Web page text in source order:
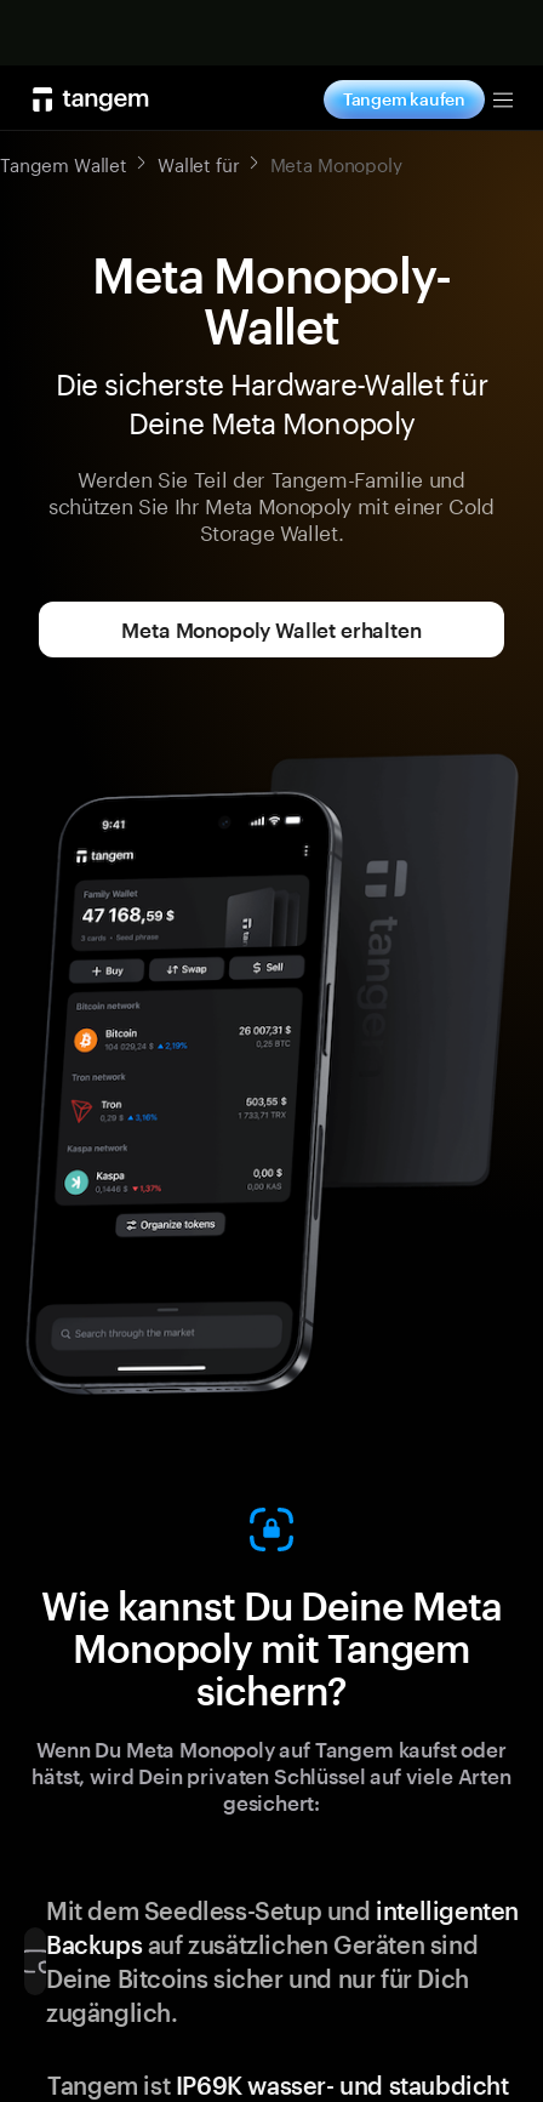
Tangem kaufen
Tangem Wallet Wallet für Meta Monopoly
Meta Monopoly-
Wallet
Die sicherste Hardware-Wallet für
Deine Meta Monopoly
Werden Sie Teil der Tangem-Familie und
schützen Sie Ihr Meta Monopoly mit einer Cold
Storage Wallet.
Meta Monopoly Wallet erhalten
Wie kannst Du Deine Meta
Monopoly mit Tangem
sichern?
Wenn Du Meta Monopoly auf Tangem kaufst oder
hätst, wird Dein privaten Schlüssel auf viele Arten
gesichert:
Mit dem Seedless-Setup und intelligenten
Backupsauf zusätzlichen Geräten sind
Deine Bitcoins sicher und nur für Dich
zugänglich.
Tangem ist IP69K wasser- und staubdicht